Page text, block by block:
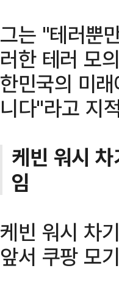
그는 "테러뿐
러한 테러 모
한민국의 미
니다"라고 지
케빈 워시
임
케빈 워시 차
앞서 쿠팡 모